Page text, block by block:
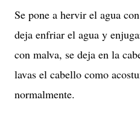
Se pone a hervir el agua
deja enfriar el agua y
con malva, se deja en la
lavas el cabello como
normalmente.